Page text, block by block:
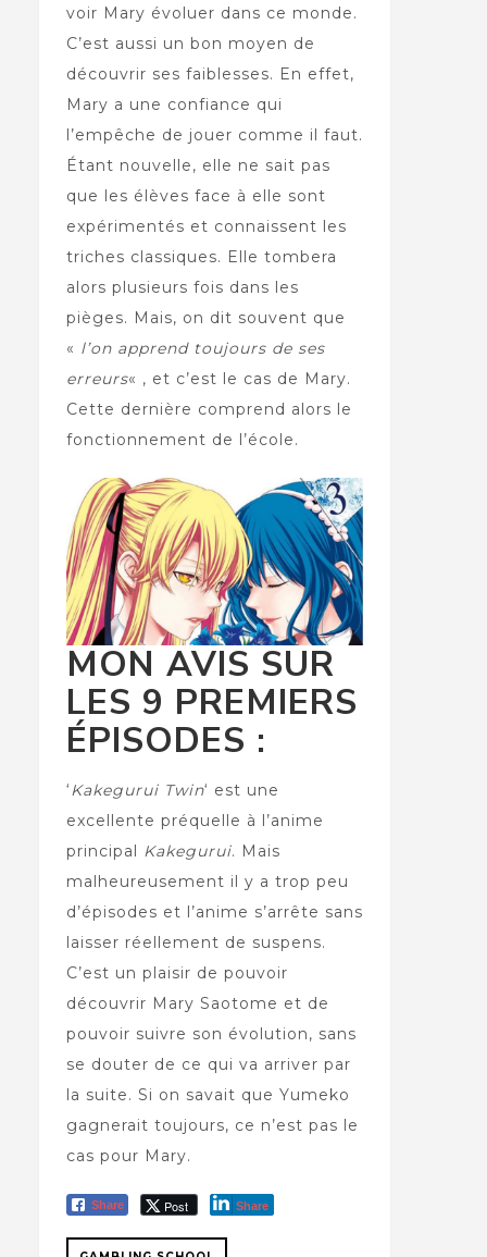
voir Mary évoluer dans ce monde.
C’est aussi un bon moyen de
découvrir ses faiblesses. En effet,
Mary a une confiance qui
l’empêche de jouer comme il faut.
Étant nouvelle, elle ne sait pas
que les élèves face à elle sont
expérimentés et connaissent les
triches classiques. Elle tombera
alors plusieurs fois dans les
pièges. Mais, on dit souvent que
« l’on apprend toujours de ses
erreurs« , et c’est le cas de Mary.
Cette dernière comprend alors le
fonctionnement de l’école.
MON AVIS SUR
LES 9 PREMIERS
ÉPISODES :
‘Kakegurui Twin‘ est une
excellente préquelle à l’anime
principal Kakegurui. Mais
malheureusement il y a trop peu
d’épisodes et l’anime s’arrête sans
laisser réellement de suspens.
C’est un plaisir de pouvoir
découvrir Mary Saotome et de
pouvoir suivre son évolution, sans
se douter de ce qui va arriver par
la suite. Si on savait que Yumeko
gagnerait toujours, ce n’est pas le
cas pour Mary.
Share Post Share